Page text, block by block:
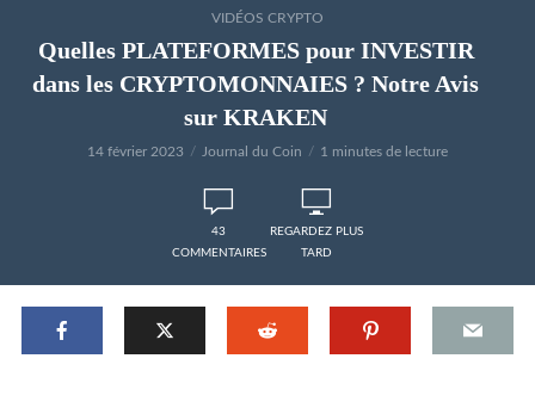
VIDÉOS CRYPTO
Quelles PLATEFORMES pour INVESTIR
dans les CRYPTOMONNAIES ? Notre Avis
sur KRAKEN
14 février 2023 Journal du Coin 1 minutes de lecture
43
COMMENTAIRES
REGARDEZ PLUS
TARD